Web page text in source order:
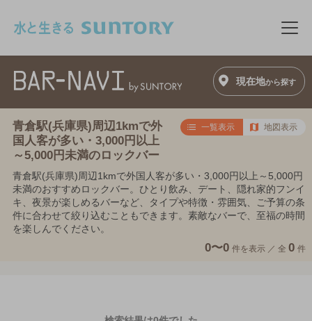
メ
現在地から探す
青倉駅(兵庫県)周辺1kmで外
国人客が多い・3,000円以上
～5,000円未満のロックバー
一覧表示 地図表示
青倉駅(兵庫県)周辺1kmで外国人客が多い・3,000円以上～5,000円
未満のおすすめロックバー。ひとり飲み、デート、隠れ家的フンイ
キ、夜景が楽しめるバーなど、タイプや特徴・雰囲気、ご予算の条
件に合わせて絞り込むこともできます。素敵なバーで、至福の時間
を楽しんでください。
0〜0 件を表示 ／ 全 0 件